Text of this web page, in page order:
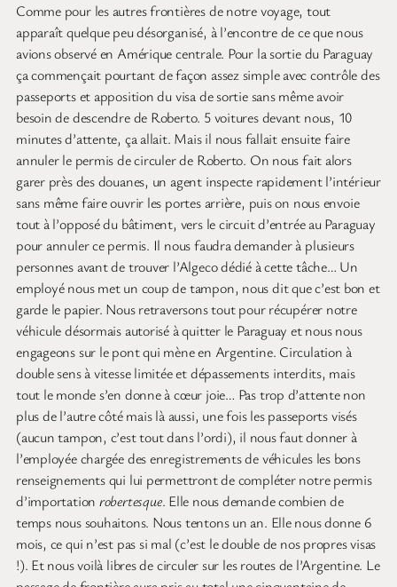
Comme pour les autres frontières de notre voyage, tout
apparaît quelque peu désorganisé, à l’encontre de ce que nous
avions observé en Amérique centrale. Pour la sortie du Paraguay
ça commençait pourtant de façon assez simple avec contrôle des
passeports et apposition du visa de sortie sans même avoir
besoin de descendre de Roberto. 5 voitures devant nous, 10
minutes d’attente, ça allait. Mais il nous fallait ensuite faire
annuler le permis de circuler de Roberto. On nous fait alors
garer près des douanes, un agent inspecte rapidement l’intérieur
sans même faire ouvrir les portes arrière, puis on nous envoie
tout à l’opposé du bâtiment, vers le circuit d’entrée au Paraguay
pour annuler ce permis. Il nous faudra demander à plusieurs
personnes avant de trouver l’Algeco dédié à cette tâche… Un
employé nous met un coup de tampon, nous dit que c’est bon et
garde le papier. Nous retraversons tout pour récupérer notre
véhicule désormais autorisé à quitter le Paraguay et nous nous
engageons sur le pont qui mène en Argentine. Circulation à
double sens à vitesse limitée et dépassements interdits, mais
tout le monde s’en donne à cœur joie… Pas trop d’attente non
plus de l’autre côté mais là aussi, une fois les passeports visés
(aucun tampon, c’est tout dans l’ordi), il nous faut donner à
l’employée chargée des enregistrements de véhicules les bons
renseignements qui lui permettront de compléter notre permis
d’importation robertesque. Elle nous demande combien de
temps nous souhaitons. Nous tentons un an. Elle nous donne 6
mois, ce qui n’est pas si mal (c’est le double de nos propres visas
!). Et nous voilà libres de circuler sur les routes de l’Argentine. Le